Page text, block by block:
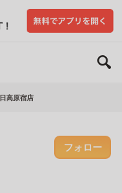
高原宿店
フォロー